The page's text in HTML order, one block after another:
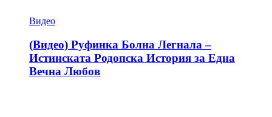
Видео
(Видео) Руфинка Болна Легнала –
Истинската Родопска История за Една
Вечна Любов